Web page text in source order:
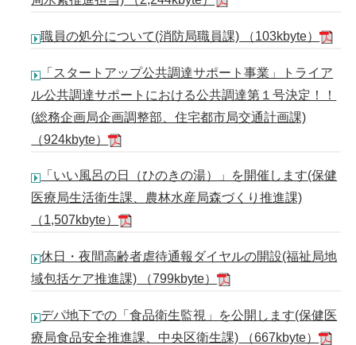
職員の処分について(消防局職員課) （103kbyte）
「スタートアップ公共調達サポート事業」トライア
ル公共調達サポートにおける公共調達第１号決定！！
(総務企画局企画調整部、住宅都市局交通計画課)
（924kbyte）
「いい風呂の日（ひのきの湯）」を開催します(保健
医療局生活衛生課、農林水産局森づくり推進課)
（1,507kbyte）
休日・夜間高齢者虐待通報ダイヤルの開設(福祉局地
域包括ケア推進課) （799kbyte）
デパ地下での「食品衛生監視」を公開します(保健医
療局食品安全推進課、中央区衛生課) （667kbyte）